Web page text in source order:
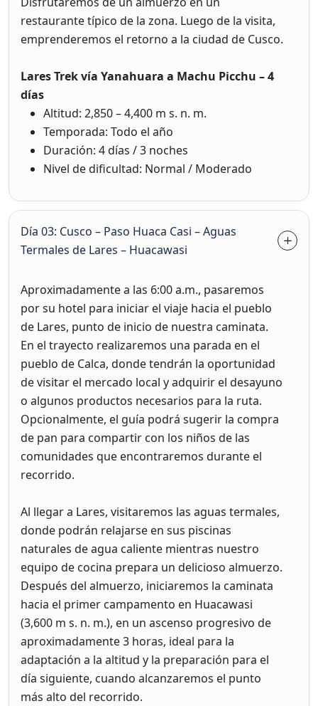
restaurante típico de la zona. Luego de la visita,
emprenderemos el retorno a la ciudad de Cusco.
Lares Trek vía Yanahuara a Machu Picchu – 4
días
Altitud: 2,850 – 4,400 m s. n. m.
Temporada: Todo el año
Duración: 4 días / 3 noches
Nivel de dificultad: Normal / Moderado
Día 03: Cusco – Paso Huaca Casi – Aguas
Termales de Lares – Huacawasi
Aproximadamente a las 6:00 a.m., pasaremos
por su hotel para iniciar el viaje hacia el pueblo
de Lares, punto de inicio de nuestra caminata.
En el trayecto realizaremos una parada en el
pueblo de Calca, donde tendrán la oportunidad
de visitar el mercado local y adquirir el desayuno
o algunos productos necesarios para la ruta.
Opcionalmente, el guía podrá sugerir la compra
de pan para compartir con los niños de las
comunidades que encontraremos durante el
recorrido.
Al llegar a Lares, visitaremos las aguas termales,
donde podrán relajarse en sus piscinas
naturales de agua caliente mientras nuestro
equipo de cocina prepara un delicioso almuerzo.
Después del almuerzo, iniciaremos la caminata
hacia el primer campamento en Huacawasi
(3,600 m s. n. m.), en un ascenso progresivo de
aproximadamente 3 horas, ideal para la
adaptación a la altitud y la preparación para el
día siguiente, cuando alcanzaremos el punto
más alto del recorrido.